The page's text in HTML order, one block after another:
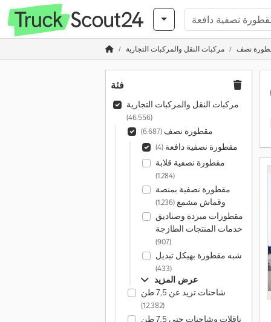
مركبات النقل والمركبات التجارية نصف
فئة
مركبات النقل والمركبات التجارية
(46.556)
مقطورة نصف(6.687)
مقطورة نصفية دافعة(4)
مقطورة نصفية قلابة
(1.284)
مقطورة نصفية بمنصة
وقماش مشمع(1.236)
مقطورات مبردة وصناديق
خدمات المنتجات الطازجة
(907)
شبه مقطورة بهيكل تبديل
(433)
عرض المزيد
شاحنات تزيد عن 7,5 طن
(12.382)
ناقلات وشاحنات حتى 7,5 طن